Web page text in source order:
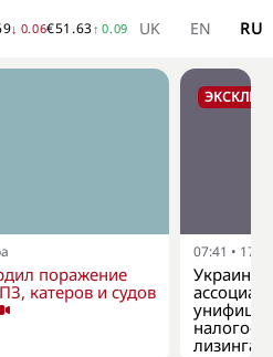
↓ 0.06€51.63↑ 0.09 UK EN RU
поражение
катеров и судов
07:41 •
лизинга